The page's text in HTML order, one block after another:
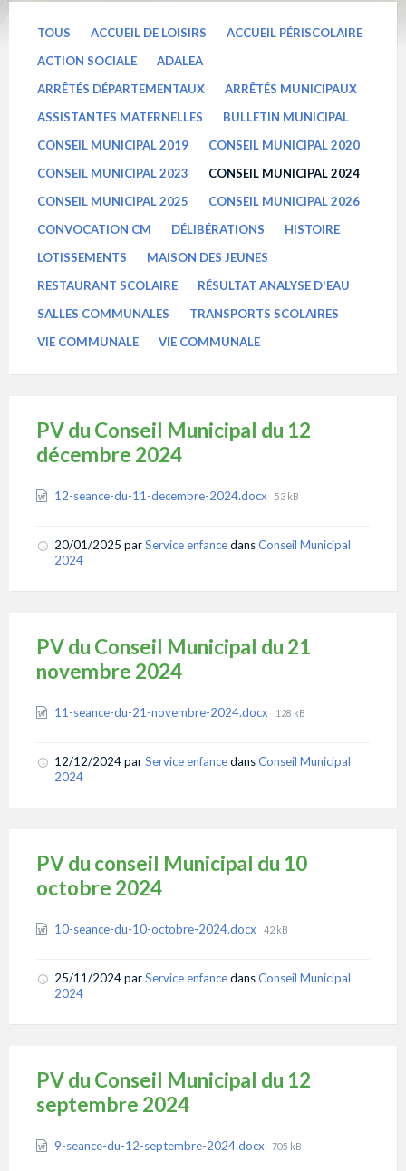
TOUS ACCUEIL DE LOISIRS
ACCUEIL PÉRISCOLAIRE
ACTION SOCIALE
ADALEA
ARRÊTÉS DÉPARTEMENTAUX
ARRÊTÉS MUNICIPAUX
ASSISTANTES MATERNELLES
BULLETIN MUNICIPAL
CONSEIL MUNICIPAL 2019
CONSEIL MUNICIPAL 2020
CONSEIL MUNICIPAL 2023
CONSEIL MUNICIPAL 2024
CONSEIL MUNICIPAL 2025
CONSEIL MUNICIPAL 2026
CONVOCATION CM
DÉLIBÉRATIONS
HISTOIRE
LOTISSEMENTS
MAISON DES JEUNES
RESTAURANT SCOLAIRE
RÉSULTAT ANALYSE D'EAU
SALLES COMMUNALES
TRANSPORTS SCOLAIRES
VIE COMMUNALE
VIE COMMUNALE
PV du Conseil Municipal du 12
décembre 2024
Attachments
12-seance-du-11-decembre-2024.docx File
53 kB
20/01/2025 parService enfancedansConseil Municipal
2024
PV du Conseil Municipal du 21
novembre 2024
Attachments
11-seance-du-21-novembre-2024.docx File
128 kB
12/12/2024parService enfancedansConseil Municipal
2024
PV du conseil Municipal du 10
octobre 2024
Attachments
10-seance-du-10-octobre-2024.docx File
42 kB
25/11/2024parService enfancedansConseil Municipal
2024
PV du Conseil Municipal du 12
septembre 2024
Attachments
9-seance-du-12-septembre-2024.docx File
705 kB